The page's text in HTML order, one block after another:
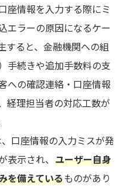
座情報を入力する際にミ
エラーの原因になるケー
すると、金融機関への組
手続きや追加手数料の支
への確認連絡・口座情報
経理担当者の対応工数が
口座情報の入力ミスが発
表示され、ユーザー自身
を備えているものがあり